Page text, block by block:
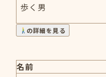
歩く男
の詳細を見る
名前